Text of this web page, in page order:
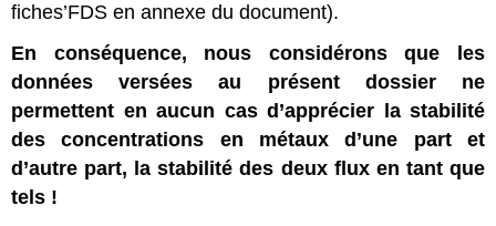
fiches’FDS en annexe du document).
En conséquence, nous considérons que les
données versées au présent dossier ne
permettent en aucun cas d’apprécier la stabilité
des concentrations en métaux d’une part et
d’autre part, la stabilité des deux flux en tant que
tels !